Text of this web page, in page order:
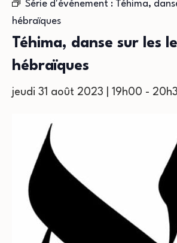
Série d'événement : Téhima,
hébraïques
Téhima, danse sur les
hébraïques
jeudi 31 août 2023 | 19h00 -